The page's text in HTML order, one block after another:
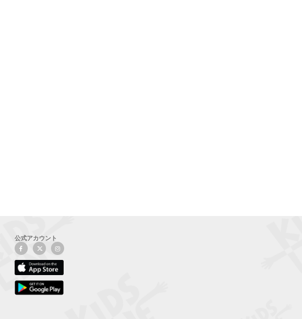
公式アカウント